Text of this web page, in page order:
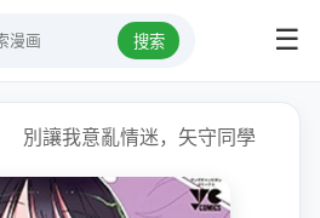
搜索 ☰
別讓我意亂情迷，矢守同學